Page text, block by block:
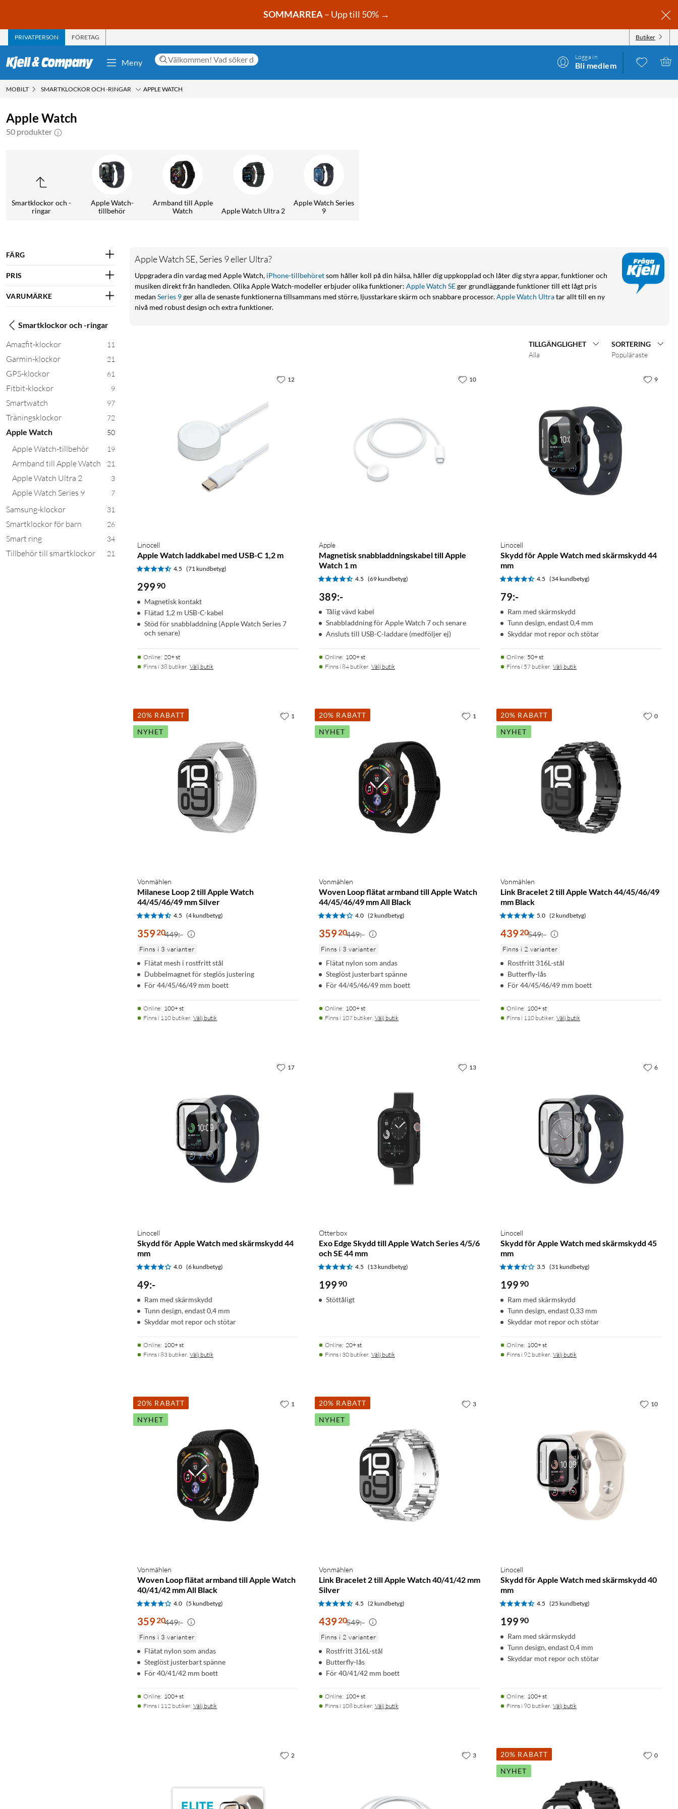
SOMMARREA– Upp till 50% →
PRIVATPERSON FÖRETAG Butiker
Meny
Logga in
Bli medlem
MOBILT SMARTKLOCKOR OCH -RINGAR APPLE WATCH
Apple Watch
50 produkter
Smartklockor och -
ringar
Apple Watch-
tillbehör
Armband till Apple
Watch
Apple Watch Ultra 2
Apple Watch Series
9
FÄRG
PRIS
VARUMÄRKE
Smartklockor och -ringar
Amazfit-klockor 11
Garmin-klockor 21
GPS-klockor 61
Fitbit-klockor 9
Smartwatch 97
Träningsklockor 72
Apple Watch 50
Apple Watch-tillbehör 19
Armband till Apple Watch 21
Apple Watch Ultra 2 3
Apple Watch Series 9 7
Samsung-klockor 31
Smartklockor för barn 26
Smart ring 34
Tillbehör till smartklockor 21
Apple Watch SE, Series 9 eller Ultra?
Uppgradera din vardag med Apple Watch, iPhone-tillbehöretsom håller koll på din hälsa, håller dig uppkopplad och låter dig styra appar, funktioner och
musiken direkt från handleden. Olika Apple Watch-modeller erbjuder olika funktioner: Apple Watch SEger grundläggande funktioner till ett lågt pris
medan Series 9ger alla de senaste funktionerna tillsammans med större, ljusstarkare skärm och snabbare processor.Apple Watch Ultratar allt till en ny
nivå med robust design och extra funktioner.
TILLGÄNGLIGHET
Alla
SORTERING
Populäraste
Linocell
Apple Watch laddkabel med USB-C 1,2 m
4.5 (71 kundbetyg)
299 90
Magnetisk kontakt
Flätad 1,2 m USB-C-kabel
Stöd för snabbladdning (Apple Watch Series 7
och senare)
Online: 20+ st
Finns i 38 butiker. Välj butik
12
Apple
Magnetisk snabbladdningskabel till Apple
Watch 1 m
4.5 (69 kundbetyg)
389:-
Tålig vävd kabel
Snabbladdning för Apple Watch 7 och senare
Ansluts till USB-C-laddare (medföljer ej)
Online: 100+ st
Finns i 84 butiker. Välj butik
10
Linocell
Skydd för Apple Watch med skärmskydd 44
mm
4.5 (34 kundbetyg)
79:-
Ram med skärmskydd
Tunn design, endast 0,4 mm
Skyddar mot repor och stötar
Online: 50+ st
Finns i 57 butiker. Välj butik
9
20% RABATT
NYHET
Vonmählen
Milanese Loop 2 till Apple Watch
44/45/46/49 mm Silver
4.5 (4 kundbetyg)
359 20449:-
Finns i 3 varianter
Flätat mesh i rostfritt stål
Dubbelmagnet för steglös justering
För 44/45/46/49 mm boett
Online: 100+ st
Finns i 110 butiker. Välj butik
1
20% RABATT
NYHET
Vonmählen
Woven Loop flätat armband till Apple Watch
44/45/46/49 mm All Black
4.0 (2 kundbetyg)
359 20449:-
Finns i 3 varianter
Flätat nylon som andas
Steglöst justerbart spänne
För 44/45/46/49 mm boett
Online: 100+ st
Finns i 107 butiker. Välj butik
1
20% RABATT
NYHET
Vonmählen
Link Bracelet 2 till Apple Watch 44/45/46/49
mm Black
5.0 (2 kundbetyg)
439 20549:-
Finns i 2 varianter
Rostfritt 316L-stål
Butterfly-lås
För 44/45/46/49 mm boett
Online: 100+ st
Finns i 110 butiker. Välj butik
0
Linocell
Skydd för Apple Watch med skärmskydd 44
mm
4.0 (6 kundbetyg)
49:-
Ram med skärmskydd
Tunn design, endast 0,4 mm
Skyddar mot repor och stötar
Online: 100+ st
Finns i 83 butiker. Välj butik
17
Otterbox
Exo Edge Skydd till Apple Watch Series 4/5/6
och SE 44 mm
4.5 (13 kundbetyg)
199 90
Stöttåligt
Online: 20+ st
Finns i 30 butiker. Välj butik
13
Linocell
Skydd för Apple Watch med skärmskydd 45
mm
3.5 (31 kundbetyg)
199 90
Ram med skärmskydd
Tunn design, endast 0,33 mm
Skyddar mot repor och stötar
Online: 100+ st
Finns i 92 butiker. Välj butik
6
20% RABATT
NYHET
Vonmählen
Woven Loop flätat armband till Apple Watch
40/41/42 mm All Black
4.0 (5 kundbetyg)
359 20449:-
Finns i 3 varianter
Flätat nylon som andas
Steglöst justerbart spänne
För 40/41/42 mm boett
Online: 100+ st
Finns i 112 butiker. Välj butik
1
20% RABATT
NYHET
Vonmählen
Link Bracelet 2 till Apple Watch 40/41/42 mm
Silver
4.5 (2 kundbetyg)
439 20549:-
Finns i 2 varianter
Rostfritt 316L-stål
Butterfly-lås
För 40/41/42 mm boett
Online: 100+ st
Finns i 108 butiker. Välj butik
3
Linocell
Skydd för Apple Watch med skärmskydd 40
mm
4.5 (25 kundbetyg)
199 90
Ram med skärmskydd
Tunn design, endast 0,4 mm
Skyddar mot repor och stötar
Online: 100+ st
Finns i 90 butiker. Välj butik
10
2 3
20% RABATT
NYHET
0